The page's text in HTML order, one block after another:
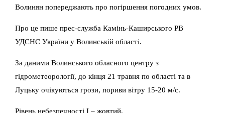
Волинян попереджають про погіршення погодних умов.
Про це пише прес-служба Камінь-Каширського РВ
УДСНС України у Волинській області.
За даними Волинського обласного центру з
гідрометеорології, до кінця 21 травня по області та в
Луцьку очікуються грози, пориви вітру 15-20 м/с.
Рівень небезпечності І – жовтий.